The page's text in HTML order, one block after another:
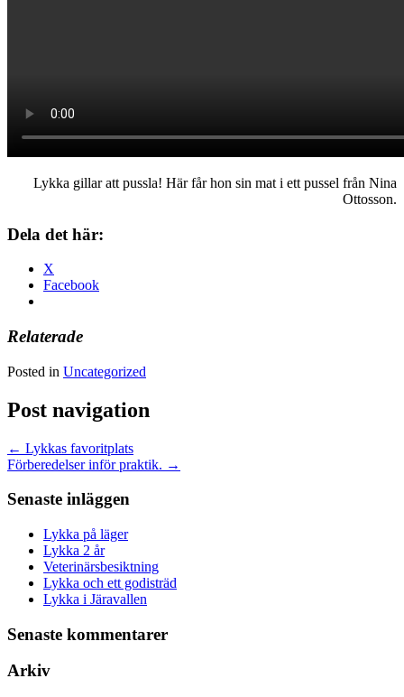
Lykka gillar att pussla! Här får hon sin mat i ett pussel från Nina
Ottosson.
Dela det här:
X
Facebook
Relaterade
Posted in Uncategorized
Post navigation
← Lykkas favoritplats
Förberedelser inför praktik. →
Senaste inläggen
Lykka på läger
Lykka 2 år
Veterinärsbesiktning
Lykka och ett godisträd
Lykka i Järavallen
Senaste kommentarer
Arkiv